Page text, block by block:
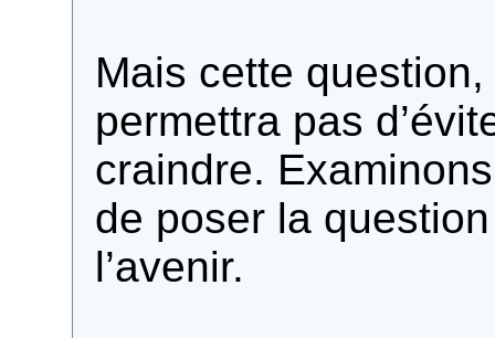
Mais cette
permettra pas
craindre.
de poser la
l’avenir.